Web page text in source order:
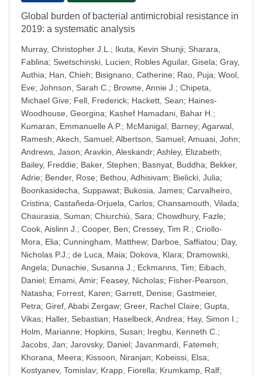
Global burden of bacterial antimicrobial resistance in
2019: a systematic analysis
Murray, Christopher J.L. ; Ikuta, Kevin Shunji; Sharara,
Fablina; Swetschinski, Lucien; Robles Aguilar, Gisela; Gray,
Authia; Han, Chieh; Bisignano, Catherine; Rao, Puja; Wool,
Eve; Johnson, Sarah C. ; Browne, Annie J. ; Chipeta,
Michael Give; Fell, Frederick; Hackett, Sean; Haines-
Woodhouse, Georgina; Kashef Hamadani, Bahar H. ;
Kumaran, Emmanuelle A.P.; McManigal, Barney; Agarwal,
Ramesh; Akech, Samuel; Albertson, Samuel; Amuasi, John;
Andrews, Jason; Aravkin, Aleskandr; Ashley, Elizabeth;
Bailey, Freddie; Baker, Stephen; Basnyat, Buddha; Bekker,
Adrie; Bender, Rose; Bethou, Adhisivam; Bielicki, Julia;
Boonkasidecha, Suppawat; Bukosia, James; Carvalheiro,
Cristina; Castañeda-Orjuela, Carlos; Chansamouth, Vilada;
Chaurasia, Suman; Chiurchiù, Sara; Chowdhury, Fazle;
Cook, Aislinn J. ; Cooper, Ben; Cressey, Tim R. ; Criollo-
Mora, Elia; Cunningham, Matthew; Darboe, Saffiatou; Day,
Nicholas P.J. ; de Luca, Maia; Dokova, Klara; Dramowski,
Angela; Dunachie, Susanna J. ; Eckmanns, Tim; Eibach,
Daniel; Emami, Amir; Feasey, Nicholas; Fisher-Pearson,
Natasha; Forrest, Karen; Garrett, Denise; Gastmeier,
Petra; Giref, Ababi Zergaw; Greer, Rachel Claire; Gupta,
Vikas; Haller, Sebastian; Haselbeck, Andrea; Hay, Simon I. ;
Holm, Marianne; Hopkins, Susan; Iregbu, Kenneth C. ;
Jacobs, Jan; Jarovsky, Daniel; Javanmardi, Fatemeh;
Khorana, Meera; Kissoon, Niranjan; Kobeissi, Elsa;
Kostyanev, Tomislav; Krapp, Fiorella; Krumkamp, Ralf;